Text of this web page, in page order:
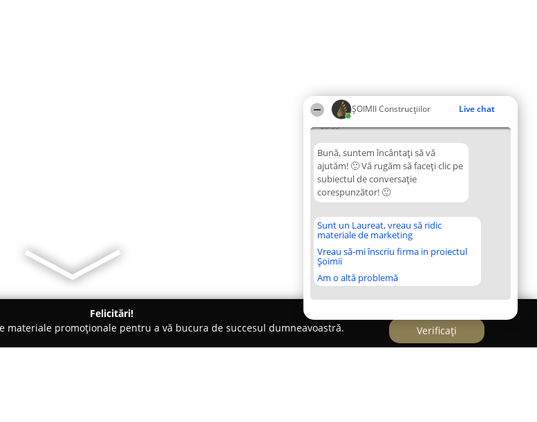
ȘOIMII Construcțiilor Live chat
20:55
Bună, suntem încântați să vă
ajutăm! 🙂 Vă rugăm să faceți clic pe
subiectul de conversație
corespunzător! 🙂
Sunt un Laureat, vreau să ridic
materiale de marketing
Vreau să-mi înscriu firma in proiectul
Șoimii
Am o altă problemă
Felicitări!
materiale promoționale pentru a vă bucura de succesul dumneavoastră.
Verificați